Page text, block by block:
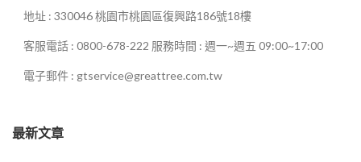
地址 : 330046 桃園市桃園區復興路186號18樓
客服電話 : 0800-678-222 服務時間 : 週一~週五 09:00~17:00
電子郵件 : gtservice@greattree.com.tw
最新文章